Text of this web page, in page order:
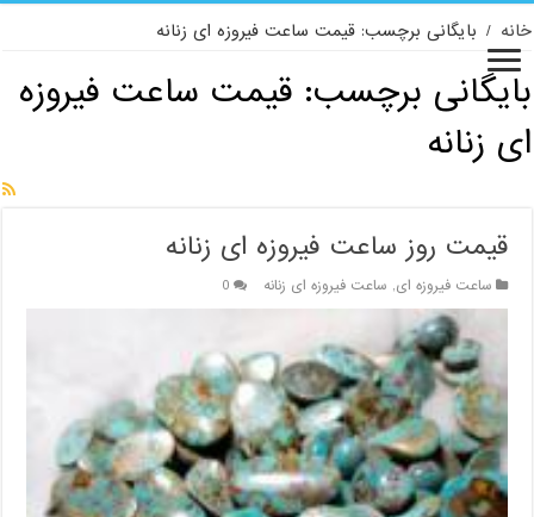
خانه / بایگانی برچسب: قیمت ساعت فیروزه ای زنانه
بایگانی برچسب:قیمت ساعت فیروزه
ای زنانه
قیمت روز ساعت فیروزه ای زنانه
ساعت فیروزه ای, ساعت فیروزه ای زنانه 0